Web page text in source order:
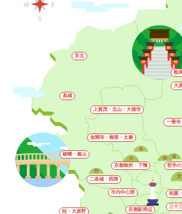
市内中心部
京都御所・下鴨
二条城・西陣
京都駅周辺
哲学
祇園
三十
嵯峨・嵐山
桂・大原野
高雄
金閣寺・御室・太秦
上賀茂・北山・大徳寺
一乗寺
大
鞍
京北